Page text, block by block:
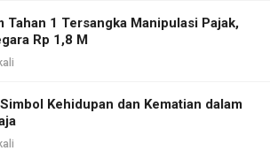
Tahan 1 Tersangka Manipulasi Pajak,
Rp 1,8 M
Kehidupan dan Kematian dalam